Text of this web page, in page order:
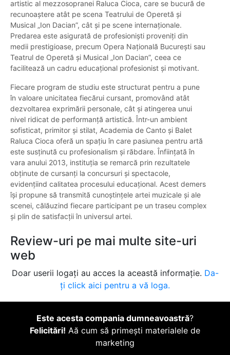
artistic al mezzosopranei Raluca Cioca, care se bucură de
recunoaștere atât pe scena Teatrului de Operetă și
Musical „Ion Dacian”, cât și pe scene internaționale.
Predarea este asigurată de profesioniști proveniți din
medii prestigioase, precum Opera Națională București sau
Teatrul de Operetă și Musical „Ion Dacian”, ceea ce
facilitează un cadru educațional profesionist și motivant.
Fiecare program de studiu este structurat pentru a pune
în valoare unicitatea fiecărui cursant, promovând atât
dezvoltarea exprimării personale, cât și atingerea unui
nivel ridicat de performanță artistică. Într-un ambient
sofisticat, primitor și stilat, Academia de Canto și Balet
Raluca Cioca oferă un spațiu în care pasiunea pentru artă
este susținută cu profesionalism și răbdare. Înființată în
vara anului 2013, instituția se remarcă prin rezultatele
obținute de cursanți la concursuri și spectacole,
evidențiind calitatea procesului educațional. Acest demers
își propune să transmită cunoștințele artei muzicale și ale
scenei, călăuzind fiecare participant pe un traseu complex
și plin de satisfacții în universul artei.
Review-uri pe mai multe site-uri
web
Doar userii logați au acces la această informație. Da-
ți click aici pentru a vă loga.
Este acesta compania dumneavoastră?
Felicitări! Aă cum să primești materialele de
marketing